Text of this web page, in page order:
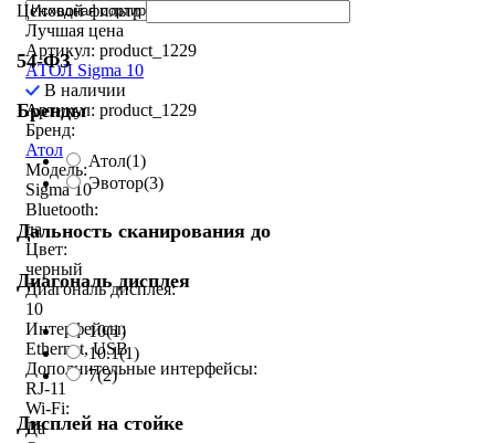
Ценовой фильтр
54-ФЗ
Бренды
Атол(1)
Эвотор(3)
Дальность сканирования до
Диагональ дисплея
10(1)
10.1(1)
7(2)
Дисплей на стойке
Лучшая цена
Артикул: product_1229
АТОЛ Sigma 10
В наличии
Артикул: product_1229
Бренд:
Атол
Модель:
Sigma 10
Bluetooth:
да
Цвет:
черный
Диагональ дисплея:
10
Интерфейсы:
Ethernet, USB
Дополнительные интерфейсы:
RJ-11
Wi-Fi:
Да